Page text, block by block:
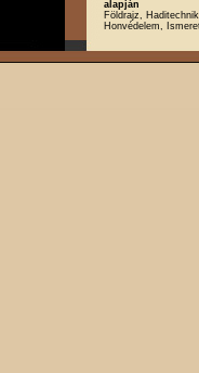
alapján
Földrajz,
Honvédelem,